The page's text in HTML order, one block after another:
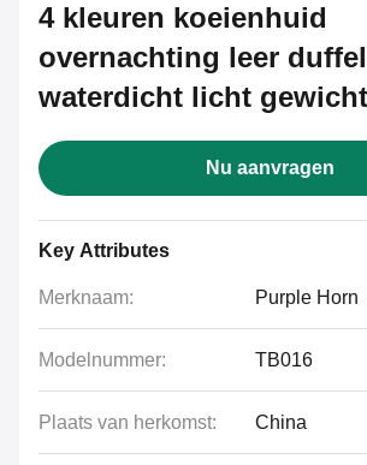
4 kleuren koeienhuid
overnachting leer
waterdicht licht gewicht
Nu aanvragen
Key Attributes
Merknaam: Purple Horn
Modelnummer: TB016
Plaats van herkomst: China